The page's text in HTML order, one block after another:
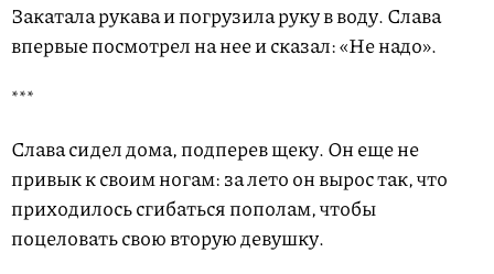
Закатала рукава и погрузила руку в воду. Слава
впервые посмотрел на нее и сказал: «Не надо».
***
Слава сидел дома, подперев щеку. Он еще не
привык к своим ногам: за лето он вырос так, что
приходилось сгибаться пополам, чтобы
поцеловать свою вторую девушку.